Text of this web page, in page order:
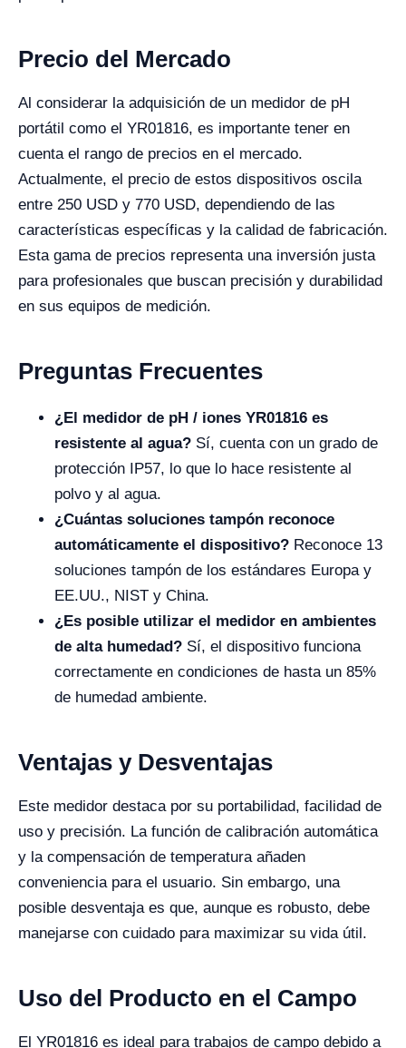
Precio del Mercado
Al considerar la adquisición de un medidor de pH
portátil como el YR01816, es importante tener en
cuenta el rango de precios en el mercado.
Actualmente, el precio de estos dispositivos oscila
entre 250 USD y 770 USD, dependiendo de las
características específicas y la calidad de fabricación.
Esta gama de precios representa una inversión justa
para profesionales que buscan precisión y durabilidad
en sus equipos de medición.
Preguntas Frecuentes
¿El medidor de pH / iones YR01816 es
resistente al agua? Sí, cuenta con un grado de
protección IP57, lo que lo hace resistente al
polvo y al agua.
¿Cuántas soluciones tampón reconoce
automáticamente el dispositivo? Reconoce 13
soluciones tampón de los estándares Europa y
EE.UU., NIST y China.
¿Es posible utilizar el medidor en ambientes
de alta humedad? Sí, el dispositivo funciona
correctamente en condiciones de hasta un 85%
de humedad ambiente.
Ventajas y Desventajas
Este medidor destaca por su portabilidad, facilidad de
uso y precisión. La función de calibración automática
y la compensación de temperatura añaden
conveniencia para el usuario. Sin embargo, una
posible desventaja es que, aunque es robusto, debe
manejarse con cuidado para maximizar su vida útil.
Uso del Producto en el Campo
El YR01816 es ideal para trabajos de campo debido a